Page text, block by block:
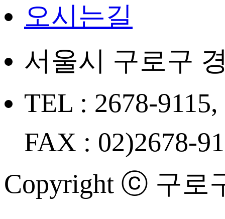
오시는길
서울시 구로구
TEL : 2678-9115,
FAX : 02)2678-
Copyright ⓒ 구로